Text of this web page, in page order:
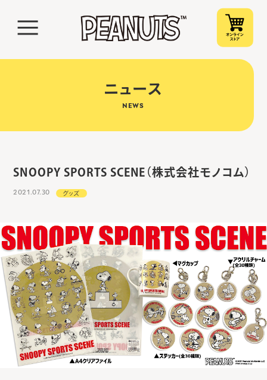
ニュース
NEWS
SNOOPY SPORTS SCENE（株式会社モノコム）
2021.07.30 グッズ